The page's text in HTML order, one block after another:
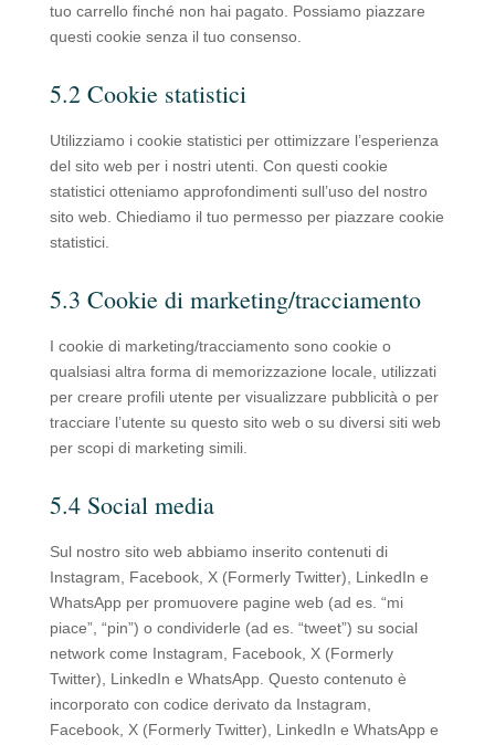
tuo carrello finché non hai pagato. Possiamo piazzare
questi cookie senza il tuo consenso.
5.2 Cookie statistici
Utilizziamo i cookie statistici per ottimizzare l’esperienza
del sito web per i nostri utenti. Con questi cookie
statistici otteniamo approfondimenti sull’uso del nostro
sito web. Chiediamo il tuo permesso per piazzare cookie
statistici.
5.3 Cookie di marketing/tracciamento
I cookie di marketing/tracciamento sono cookie o
qualsiasi altra forma di memorizzazione locale, utilizzati
per creare profili utente per visualizzare pubblicità o per
tracciare l’utente su questo sito web o su diversi siti web
per scopi di marketing simili.
5.4 Social media
Sul nostro sito web abbiamo inserito contenuti di
Instagram, Facebook, X (Formerly Twitter), LinkedIn e
WhatsApp per promuovere pagine web (ad es. “mi
piace”, “pin”) o condividerle (ad es. “tweet”) su social
network come Instagram, Facebook, X (Formerly
Twitter), LinkedIn e WhatsApp. Questo contenuto è
incorporato con codice derivato da Instagram,
Facebook, X (Formerly Twitter), LinkedIn e WhatsApp e